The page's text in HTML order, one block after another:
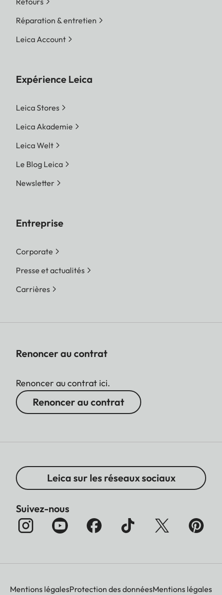
Réparation & entretien
Leica Account
Expérience Leica
Leica Stores
Leica Akademie
Leica Welt
Le Blog Leica
Newsletter
Entreprise
Corporate
Presse et actualités
Carrières
Renoncer au contrat
Renoncer au contrat ici.
Renoncer au contrat
Leica sur les réseaux sociaux
Suivez-nous
Mentions légalesProtection des donnéesMentions légales